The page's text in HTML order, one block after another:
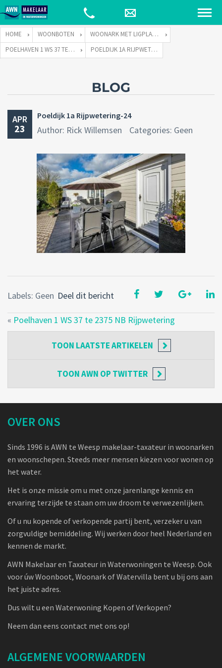
HOME WOONBOTEN
WOONARK MET LIGPLAATS
POELHAVEN 1 WS 37 TE 2375 NB RIJPWETERING
POELDIJK 1A RIJPWETERING-24
BLOG
APR
23
Poeldijk 1a Rijpwetering-24
Author: Rick Willemsen Categories: Geen
Deel dit bericht
Labels: Geen
« Poelhaven 1 WS 37 te 2375 NB Rijpwetering
TOON LAATSTE ARTIKELEN
TOONAWN OP TWITTER
OVER ONS
Sinds 1996 is AWN te Weesp makelaar-taxateur in woonarken
en woonschepen. Steeds meer mensen kiezen voor wonen op
het water.
Het is onze missie om u met onze jarenlange kennis en
ervaring terzijde te staan om uw droom te verwezenlijken.
Of u nu kopende of verkopende partij bent, verzeker u van
zorgvuldige bemiddeling. Wij werken door heel Nederland en
kennen de markt.
AWN Makelaar en Taxateur in Waterwoningen te Weesp. Ook
voor úw Woonboot, Woonark of Watervilla bent u bij ons aan
het juiste adres.
Dus wilt u een Waterwoning Kopen of Verkopen?
Neem dan eens contact met ons op!
ALGEMENE VOORWAARDEN